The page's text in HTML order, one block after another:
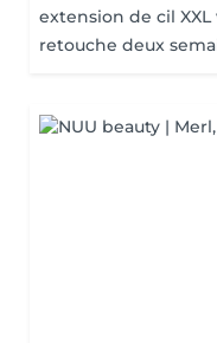
extension de cil XXL
retouche deux